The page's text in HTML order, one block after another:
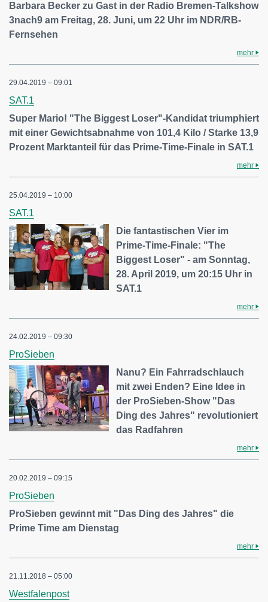
Barbara Becker zu Gast in der Radio Bremen-Talkshow
3nach9 am Freitag, 28. Juni, um 22 Uhr im NDR/RB-
Fernsehen
mehr
29.04.2019 – 09:01
SAT.1
Super Mario! "The Biggest Loser"-Kandidat triumphiert
mit einer Gewichtsabnahme von 101,4 Kilo / Starke 13,9
Prozent Marktanteil für das Prime-Time-Finale in SAT.1
mehr
25.04.2019 – 10:00
SAT.1
Die fantastischen Vier im
Prime-Time-Finale: "The
Biggest Loser" - am Sonntag,
28. April 2019, um 20:15 Uhr in
SAT.1
mehr
24.02.2019 – 09:30
ProSieben
Nanu? Ein Fahrradschlauch
mit zwei Enden? Eine Idee in
der ProSieben-Show "Das
Ding des Jahres" revolutioniert
das Radfahren
mehr
20.02.2019 – 09:15
ProSieben
ProSieben gewinnt mit "Das Ding des Jahres" die
Prime Time am Dienstag
mehr
21.11.2018 – 05:00
Westfalenpost